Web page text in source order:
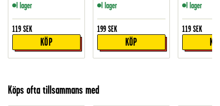
I lager
119 SEK
KÖP
I lager
199 SEK
KÖP
I lager
119 SEK
Köps ofta tillsammans med